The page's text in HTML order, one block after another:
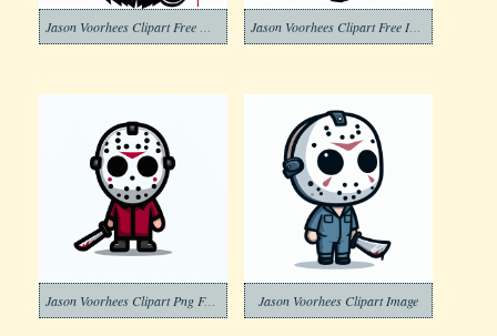
Jason Voorhees Clipart Free Image
Jason Voorhees Clipart Png For Free Jason Voorhees Clipart Image